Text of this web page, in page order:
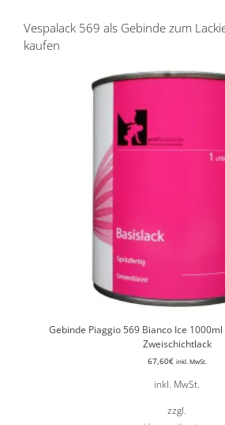
Vespalack 569 als Gebinde zum
kaufen
Gebinde Piaggio 569 Bianco Ice
Zweischichtlack
67,60€ inkl. MwSt.
inkl. MwSt.
zzgl.